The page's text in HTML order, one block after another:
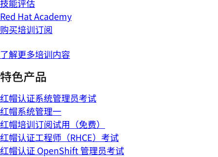
技能评估
Red Hat Academy
购买培训订阅
了解更多培训内容
特色产品
红帽认证系统管理员考试
红帽系统管理一
红帽培训订阅试用（免费）
红帽认证工程师（RHCE）考试
红帽认证 OpenShift 管理员考试